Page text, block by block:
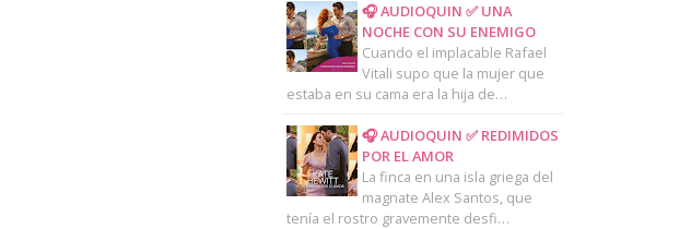
🎧 AUDIOQUIN ✅ UNA
NOCHE CON SU ENEMIGO
Cuando el implacable Rafael
Vitali supo que la mujer que
estaba en su cama era la hija de…
🎧 AUDIOQUIN ✅ REDIMIDOS
POR EL AMOR
La finca en una isla griega del
magnate Alex Santos, que
tenía el rostro gravemente desfi…